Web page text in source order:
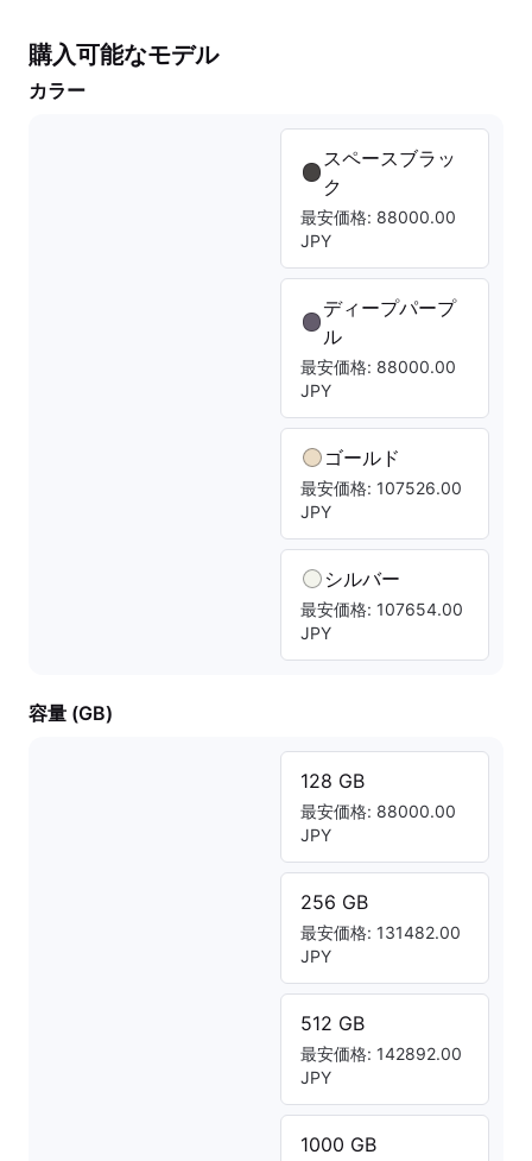
購入可能なモデル
カラー
スペースブラッ
ク
最安価格: 88000.00
JPY
ディープパープ
ル
最安価格: 88000.00
JPY
ゴールド
最安価格: 107526.00
JPY
シルバー
最安価格: 107654.00
JPY
容量 (GB)
128 GB
最安価格: 88000.00
JPY
256 GB
最安価格: 131482.00
JPY
512 GB
最安価格: 142892.00
JPY
1000 GB